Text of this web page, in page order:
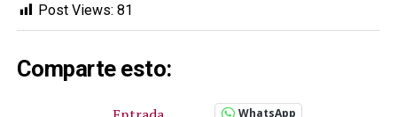
Post Views: 81
Comparte esto:
WhatsApp